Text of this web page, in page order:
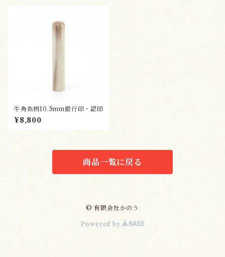
牛角色柄10.5mm銀行印・認印
¥8,800
商品一覧に戻る
© 有限会社かのう
Powered by